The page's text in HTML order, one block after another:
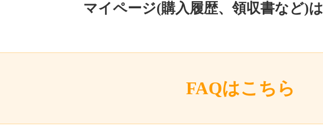
マイページ(購入履歴、領収書など)は
FAQはこちら